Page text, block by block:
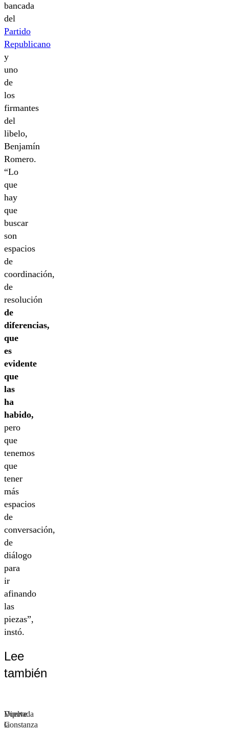
bancada
del
Partido
Republicano
y
uno
de
los
firmantes
del
libelo,
Benjamín
Romero.
“Lo
que
hay
que
buscar
son
espacios
de
coordinación,
de
resolución
de
diferencias,
que
es
evidente
que
las
ha
habido,
pero
que
tenemos
que
tener
más
espacios
de
conversación,
de
diálogo
para
ir
afinando
las
piezas”,
instó.
Lee
también
Diputada
Constanza
Vuelve
la